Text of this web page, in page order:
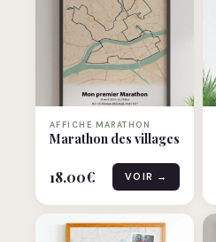
AFFICHE MARATHON
Marathon des villages
18.00€ VOIR →